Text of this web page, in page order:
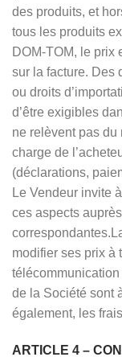
des produits, et
tous les produits
DOM-TOM, le prix
sur la facture. Des
ou droits
d’être exigibles
ne relèvent pas du
charge de
(déclarations,
Le Vendeur invite
ces aspects
modifier ses prix à
de la Société sont
également, les
ARTICLE 4 –